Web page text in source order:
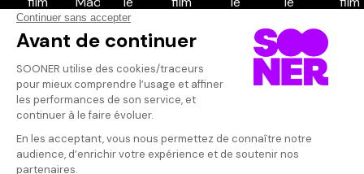
Vos avis
Donnez votre avis
Votre note
Votre commentaire
Il faut vous connecter pour
publier un avis